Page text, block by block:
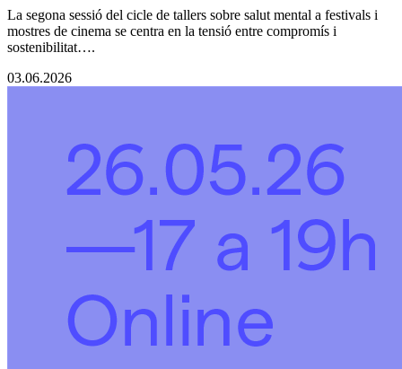
La segona sessió del cicle de tallers sobre salut mental a festivals i
mostres de cinema se centra en la tensió entre compromís i
sostenibilitat….
03.06.2026